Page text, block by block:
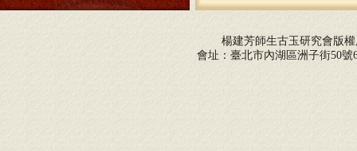
楊建芳師生古玉研究會版
會址：臺北市內湖區洲子街50號